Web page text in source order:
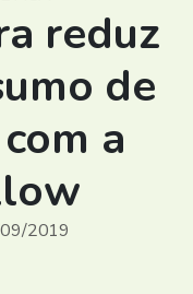
reduz
de
a
2019